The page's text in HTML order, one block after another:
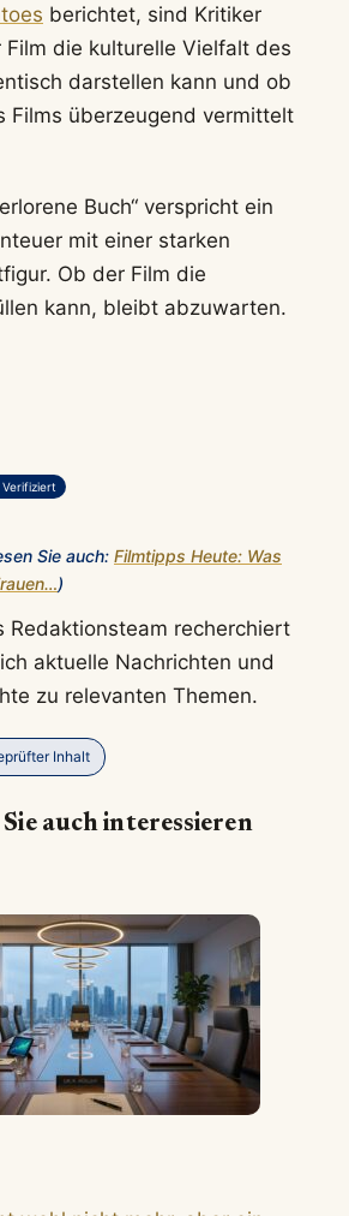
berichtet, sind Kritiker
die kulturelle Vielfalt des
darstellen kann und ob
Films überzeugend vermittelt
Buch“ verspricht ein
mit einer starken
Ob der Film die
kann, bleibt abzuwarten.
Sie auch: Filmtipps Heute: Was
)
Redaktionsteam recherchiert
aktuelle Nachrichten und
zu relevanten Themen.
Inhalt
auch interessieren